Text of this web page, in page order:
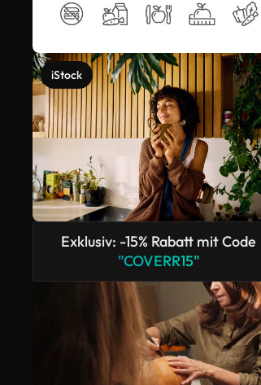
iStock
Exklusiv: -15% Rabatt mit Code
"COVERR15"